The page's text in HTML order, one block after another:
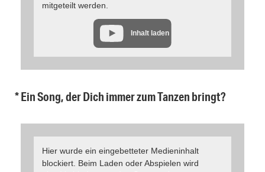
mitgeteilt werden.
Inhalt laden
* Ein Song, der Dich immer zum Tanzen bringt?
Hier wurde ein eingebetteter Medieninhalt
blockiert. Beim Laden oder Abspielen wird